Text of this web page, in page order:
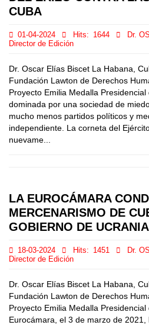
CUBA
01-04-2024 Hits: 1644
Dr.
Director de Edición
Dr. Oscar Elías Biscet La Habana,
Fundación Lawton de Derechos
Proyecto Emilia Medalla
dominada por una sociedad de
mucho menos partidos políticos y
independiente. La corneta del
nuevame...
LA EUROCÁMARA
MERCENARISMO DE
GOBIERNO DE UCRANIA
18-03-2024 Hits: 1451
Dr.
Director de Edición
Dr. Oscar Elías Biscet La Habana,
Fundación Lawton de Derechos
Proyecto Emilia Medalla
Eurocámara, el 3 de marzo de